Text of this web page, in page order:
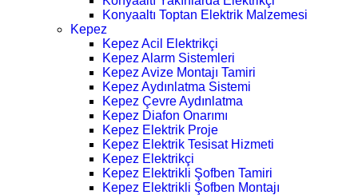
Konyaaltı Toptan Elektrik Malzemesi
Kepez
Kepez Acil Elektrikçi
Kepez Alarm Sistemleri
Kepez Avize Montajı Tamiri
Kepez Aydınlatma Sistemi
Kepez Çevre Aydınlatma
Kepez Diafon Onarımı
Kepez Elektrik Proje
Kepez Elektrik Tesisat Hizmeti
Kepez Elektrikçi
Kepez Elektrikli Şofben Tamiri
Kepez Elektrikli Şofben Montajı